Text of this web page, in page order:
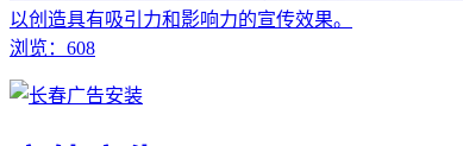
以创造具有吸引力和影响力的宣传效果。
浏览：608